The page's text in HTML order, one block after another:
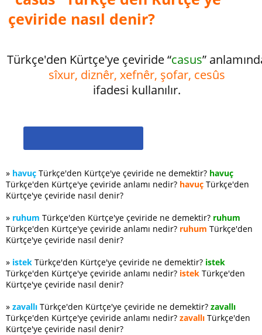
çeviride nasıl denir?
Türkçe'den Kürtçe'ye çeviride “casus”
sîxur, diznêr, xefnêr, şofar, cesûs
ifadesi kullanılır.
» havuç Türkçe'den Kürtçe'ye çeviride ne demektir? havuç
Türkçe'den Kürtçe'ye çeviride anlamı nedir? havuç Türkçe'den
Kürtçe'ye çeviride nasıl denir?
» ruhum Türkçe'den Kürtçe'ye çeviride ne demektir? ruhum
Türkçe'den Kürtçe'ye çeviride anlamı nedir? ruhum Türkçe'den
Kürtçe'ye çeviride nasıl denir?
» istek Türkçe'den Kürtçe'ye çeviride ne demektir? istek
Türkçe'den Kürtçe'ye çeviride anlamı nedir? istek Türkçe'den
Kürtçe'ye çeviride nasıl denir?
» zavallı Türkçe'den Kürtçe'ye çeviride ne demektir? zavallı
Türkçe'den Kürtçe'ye çeviride anlamı nedir? zavallı Türkçe'den
Kürtçe'ye çeviride nasıl denir?